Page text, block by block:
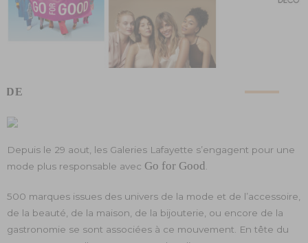
Depuis le 29 aout, les Galeries Lafayette s’engagent pour une
mode plus responsable avec Go for Good
500 marques issues des univers de la mode et de l’accessoire,
de la beauté, de la maison, de la bijouterie, ou encore de la
gastronomie se sont associées à ce mouvement. En tête du